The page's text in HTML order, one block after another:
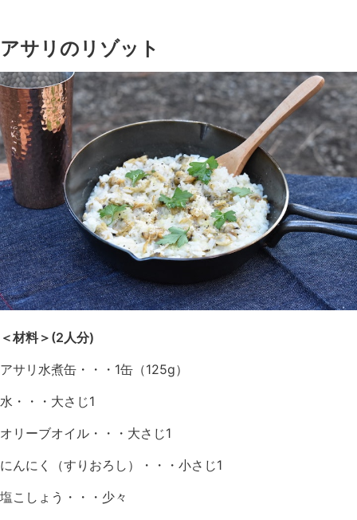
アサリのリゾット
＜材料＞(2人分)
アサリ水煮缶・・・1缶（125g）
水・・・大さじ1
オリーブオイル・・・大さじ1
にんにく（すりおろし）・・・小さじ1
塩こしょう・・・少々